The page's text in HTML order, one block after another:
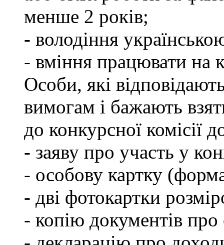
менше 2 років;
- володіння
- вміння працювати на
Особи, які
вимогам і бажають
до конкурсної комісії
- заяву про участь у
- особову картку
- дві фотокартки
- копію документів про